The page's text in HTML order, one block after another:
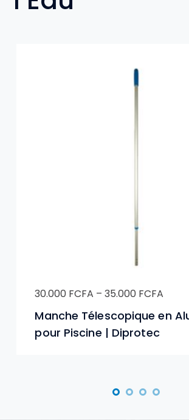
Manche Télescopique en
pour Piscine | Diprotec
30.000 FCFA –35.000 FCFA